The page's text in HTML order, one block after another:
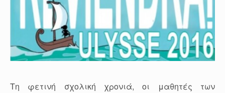
Τη φετινή σχολική χρονιά, οι μαθητές των